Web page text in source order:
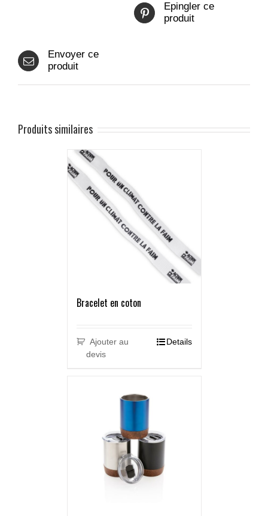
Epingler ce
produit
Envoyer ce
produit
Produits similaires
Bracelet en coton
Ajouter au
devis
Details